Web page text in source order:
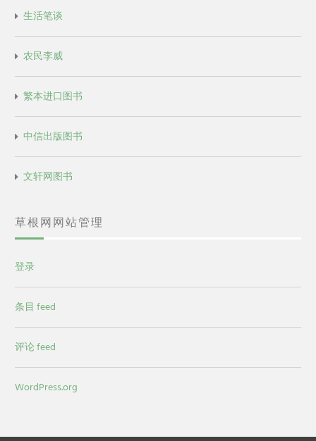
生活笔谈
农民李威
繁本进口图书
中信出版图书
文轩网图书
草根网网站管理
登录
条目 feed
评论 feed
WordPress.org